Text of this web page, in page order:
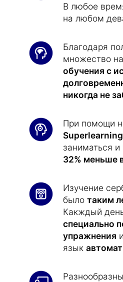
В любое
на любом
Благодаря
множество
обучения с
никогда не
При помощи
Superlearning
заниматься и
32% меньше
Изучение
было таким
Какждый
специально
упражнения
язык